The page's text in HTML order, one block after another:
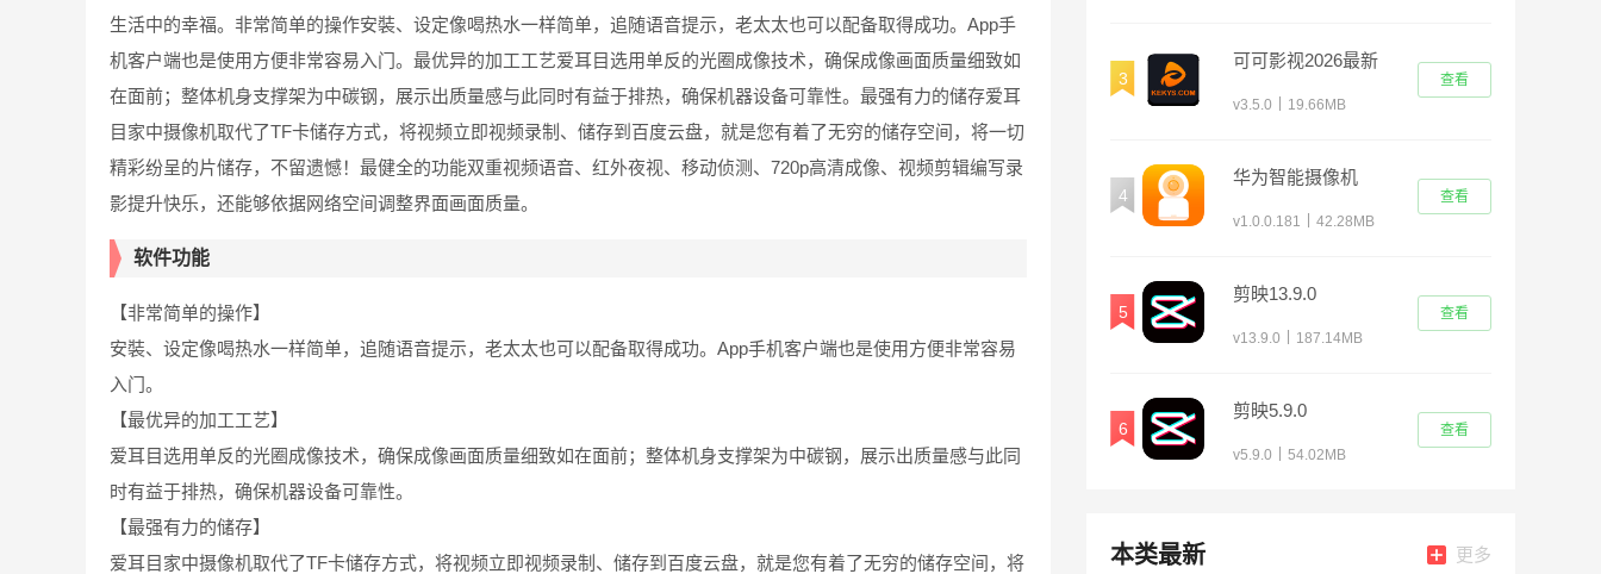
生活中的幸福。非常简单的操作安裝、设定像喝热水一样简单，追随语音提示，老太太也可以配备取得成功。App手
机客户端也是使用方便非常容易入门。最优异的加工工艺爱耳目选用单反的光圈成像技术，确保成像画面质量细致如
在面前；整体机身支撑架为中碳钢，展示出质量感与此同时有益于排热，确保机器设备可靠性。最强有力的储存爱耳
目家中摄像机取代了TF卡储存方式，将视频立即视频录制、储存到百度云盘，就是您有着了无穷的储存空间，将一切
精彩纷呈的片储存，不留遗憾！最健全的功能双重视频语音、红外夜视、移动侦测、720p高清成像、视频剪辑编写录
影提升快乐，还能够依据网络空间调整界面画面质量。
软件功能
【非常简单的操作】
安裝、设定像喝热水一样简单，追随语音提示，老太太也可以配备取得成功。App手机客户端也是使用方便非常容易
入门。
【最优异的加工工艺】
爱耳目选用单反的光圈成像技术，确保成像画面质量细致如在面前；整体机身支撑架为中碳钢，展示出质量感与此同
时有益于排热，确保机器设备可靠性。
【最强有力的储存】
爱耳目家中摄像机取代了TF卡储存方式，将视频立即视频录制、储存到百度云盘，就是您有着了无穷的储存空间，将
3
可可影视2026最新
v3.5.0 19.66MB
查看
4
华为智能摄像机
v1.0.0.181 42.28MB
查看
5
剪映13.9.0
v13.9.0 187.14MB
查看
6
剪映5.9.0
v5.9.0 54.02MB
查看
本类最新 更多